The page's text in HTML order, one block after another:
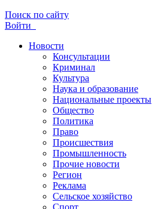
Поиск по сайту
Войти
Новости
Консультации
Криминал
Культура
Наука и образование
Национальные проекты
Общество
Политика
Право
Происшествия
Промышленность
Прочие новости
Регион
Реклама
Сельское хозяйство
Спорт